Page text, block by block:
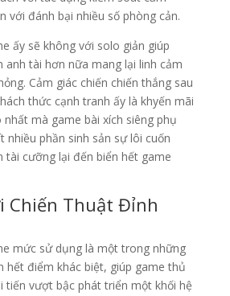
với đánh bại nhiều số phòng cản.
ấy sẽ không với solo giản giúp
anh tài hơn nữa mang lại linh cảm
Cảm giác chiến chiến thắng sau
thức cạnh tranh ấy là khyến mãi
mà game bài xích siêng phụ
nhiều phần sinh sản sự lôi cuốn
tài cưỡng lại đến biển hết game
Chiến Thuật Đỉnh
mức sử dụng là một trong những
hết điểm khác biệt, giúp game thủ
tiến vượt bậc phát triển một khối hệ